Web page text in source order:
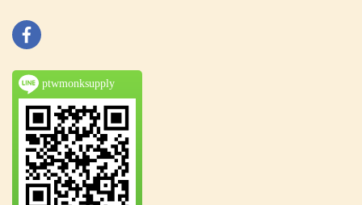
ptwmonksupply